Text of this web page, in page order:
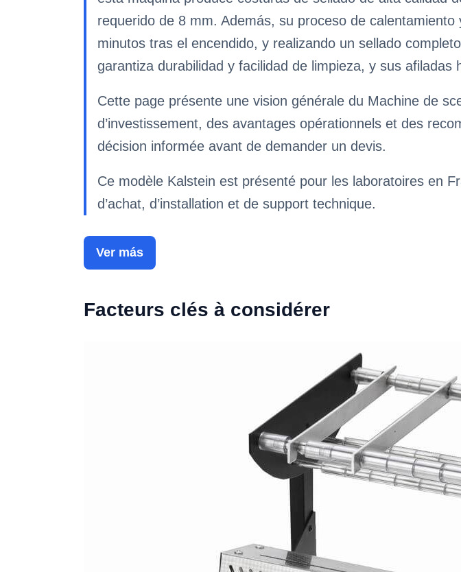
requerido de 8 mm. Además, su proceso de
minutos tras el encendido, y realizando un sellado
garantiza durabilidad y facilidad de limpieza, y sus
Cette page présente une vision générale du Machine de
d’investissement, des avantages opérationnels et des
décision informée avant de demander un devis.
Ce modèle Kalstein est présenté pour les laboratoires en
d’achat, d’installation et de support technique.
Ver más
Facteurs clés à considérer